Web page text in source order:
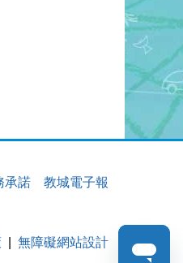
承諾 教城電子報
無障礙網站設計